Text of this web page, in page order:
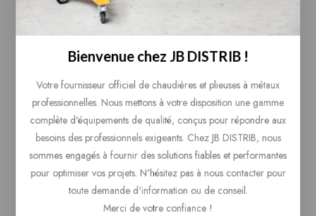
Segments numérotés
Poignées pour transport
Incluses
Cette plieuse/cintreuse à segments SG1/1200 est conçue
facilité d’utilisation. Elle est idéale pour manipuler des tôles
d’aluminium d’épaisseurs allant jusqu’à 1,2 mm ou 1,5 mm.
Grâce à l’ouverture maximale du faisceau de 70mm et au
feu segmenté de 120mm, vous pouvez travailler sur une
variété de projets avec des plis et des cintrages
impeccables.
Le couteau circulaire inclus dans le prix permet des
découpes nettes et rapides, vous faisant gagner du temps
sur vos projets. De plus, les roues de transport incluses
Bienvenue chez JB DISTRIB !
Votre fournisseur officiel de chaudières et plieuses à métaux
professionnelles. Nous mettons à votre disposition une gamme
complète d'équipements de qualité, conçus pour répondre aux
besoins des professionnels exigeants. Chez JB DISTRIB, nous
sommes engagés à fournir des solutions fiables et performantes
pour optimiser vos projets. N'hésitez pas à nous contacter pour
toute demande d'information ou de conseil.
Merci de votre confiance !